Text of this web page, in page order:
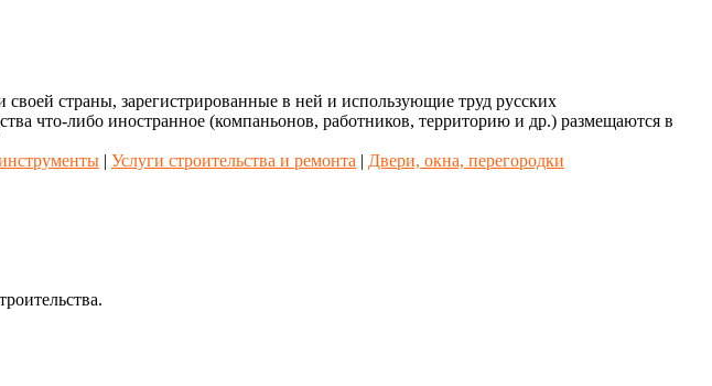
страны, зарегистрированные в ней и использующие труд русских
что-либо иностранное (компаньонов, работников, территорию и др.) размещаются в
| Услуги строительства и ремонта | Двери, окна, перегородки